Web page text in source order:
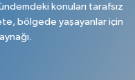
konuları tarafsız
bölgede yaşayanlar için